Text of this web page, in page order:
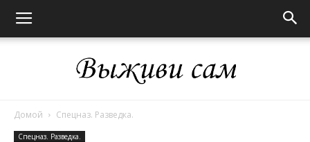
Домой Спецназ. Разведка.
Спецназ. Разведка.